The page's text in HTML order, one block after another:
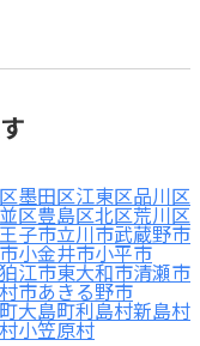
墨田区江東区品川区
区豊島区北区荒川区
子市立川市武蔵野市
小金井市小平市
狛江市東大和市清瀬市
市あきる野市
大島町利島村新島村
小笠原村